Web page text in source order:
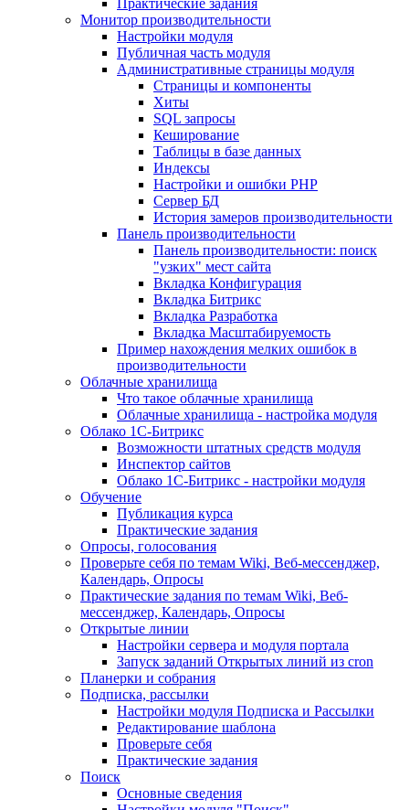
Практические задания
Монитор производительности
Настройки модуля
Публичная часть модуля
Административные страницы модуля
Страницы и компоненты
Хиты
SQL запросы
Кеширование
Таблицы в базе данных
Индексы
Настройки и ошибки PHP
Сервер БД
История замеров производительности
Панель производительности
Панель производительности: поиск
"узких" мест сайта
Вкладка Конфигурация
Вкладка Битрикс
Вкладка Разработка
Вкладка Масштабируемость
Пример нахождения мелких ошибок в
производительности
Облачные хранилища
Что такое облачные хранилища
Облачные хранилища - настройка модуля
Облако 1С-Битрикс
Возможности штатных средств модуля
Инспектор сайтов
Облако 1С-Битрикс - настройки модуля
Обучение
Публикация курса
Практические задания
Опросы, голосования
Проверьте себя по темам Wiki, Веб-мессенджер,
Календарь, Опросы
Практические задания по темам Wiki, Веб-
мессенджер, Календарь, Опросы
Открытые линии
Настройки сервера и модуля портала
Запуск заданий Открытых линий из cron
Планерки и собрания
Подписка, рассылки
Настройки модуля Подписка и Рассылки
Редактирование шаблона
Проверьте себя
Практические задания
Поиск
Основные сведения